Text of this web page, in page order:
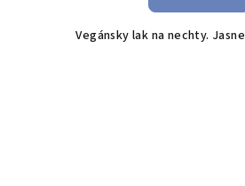
Vegánsky lak na nechty.